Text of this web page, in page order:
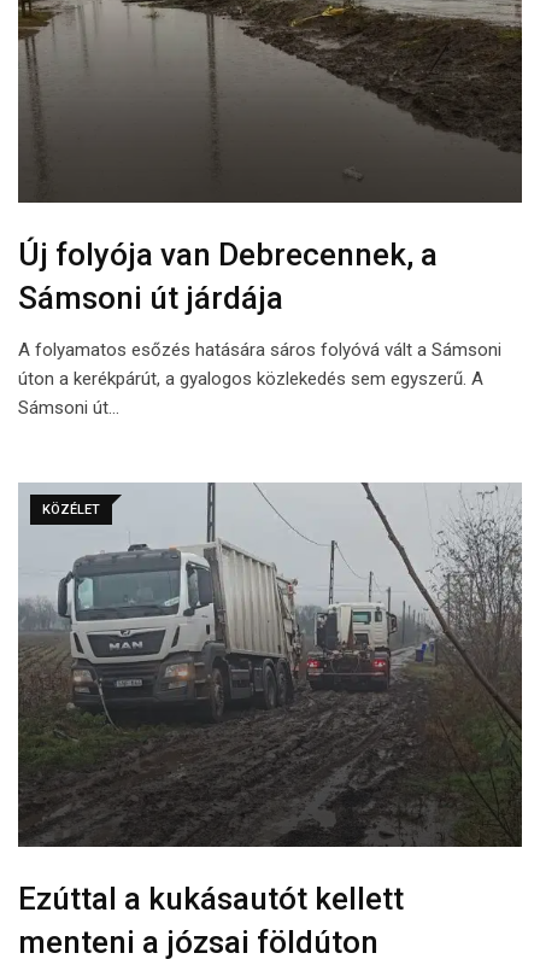
Új folyója van Debrecennek, a
Sámsoni út járdája
A folyamatos esőzés hatására sáros folyóvá vált a Sámsoni
úton a kerékpárút, a gyalogos közlekedés sem egyszerű. A
Sámsoni út…
KÖZÉLET
Ezúttal a kukásautót kellett
menteni a józsai földúton